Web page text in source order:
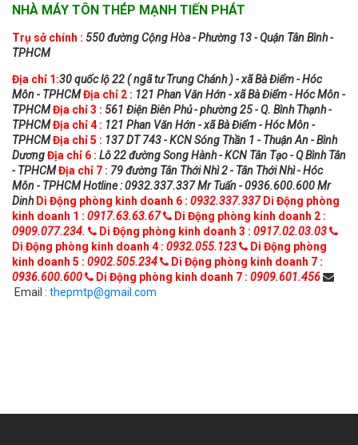
NHÀ MÁY TÔN THÉP MẠNH TIẾN PHÁT
Trụ sở chính : 550 đường Cộng Hòa - Phường 13 - Quận Tân Bình -
TPHCM
Địa chỉ 1:30 quốc lộ 22 ( ngã tư Trung Chánh ) - xã Bà Điểm - Hóc
Môn - TPHCMĐịa chỉ 2 : 121 Phan Văn Hớn - xã Bà Điểm - Hóc Môn -
TPHCMĐịa chỉ 3 : 561 Điện Biên Phủ - phường 25 - Q. Bình Thạnh -
TPHCMĐịa chỉ 4 : 121 Phan Văn Hớn - xã Bà Điểm - Hóc Môn -
TPHCMĐịa chỉ 5 : 137 DT 743 - KCN Sóng Thần 1 - Thuận An - Bình
DươngĐịa chỉ 6 : Lô 22 đường Song Hành - KCN Tân Tạo - Q Bình Tân
- TPHCMĐịa chỉ 7 : 79 đường Tân Thới Nhì 2 - Tân Thới Nhì - Hóc
Môn - TPHCMHotline : 0932.337.337 Mr Tuấn - 0936.600.600 Mr
Dinh Di Động phòng kinh doanh 6 : 0932.337.337 Di Động phòng
kinh doanh 1 : 0917.63.63.67
Di Động phòng kinh doanh 2 :
0909.077.234.
Di Động phòng kinh doanh 3 : 0917.02.03.03
Di Động phòng kinh doanh 4 : 0932.055.123
Di Động phòng
kinh doanh 5 : 0902.505.234
Di Động phòng kinh doanh 7 :
0936.600.600
Di Động phòng kinh doanh 7 : 0909.601.456
Email : thepmtp@gmail.com